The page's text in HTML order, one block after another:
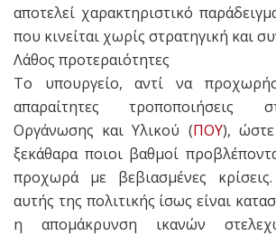
αποτελεί χαρακτηριστικό
που κινείται χωρίς στρατηγική και
Λάθος προτεραιότητες
Το υπουργείο, αντί να
απαραίτητες τροποποιήσεις
Οργάνωσης και Υλικού (ΠΟΥ),
ξεκάθαρα ποιοι βαθμοί
προχωρά με βεβιασμένες
αυτής της πολιτικής ίσως είναι
η απομάκρυνση ικανών